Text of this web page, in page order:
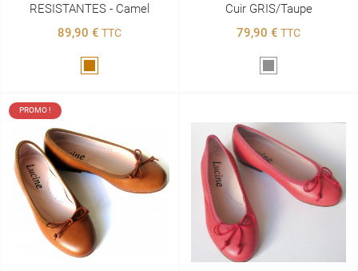
RESISTANTES - Camel
89,90 € TTC
Cuir GRIS/taupe
79,90 € TTC
PROMO !